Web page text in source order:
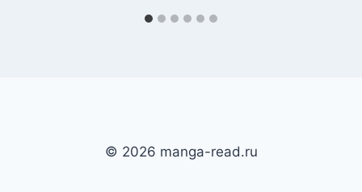
© 2026 manga-read.ru